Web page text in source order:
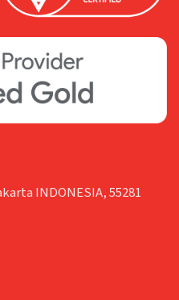
INDONESIA, 55281